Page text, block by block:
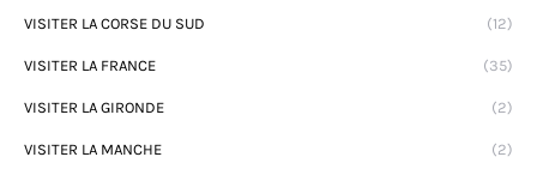
VISITER LA CORSE DU SUD (12)
VISITER LA FRANCE (35)
VISITER LA GIRONDE (2)
VISITER LA MANCHE (2)